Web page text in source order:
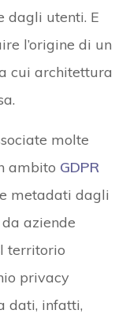
dagli utenti. E
l’origine di un
cui architettura
molte
ambito GDPR
metadati dagli
aziende
territorio
privacy
dati, infatti,